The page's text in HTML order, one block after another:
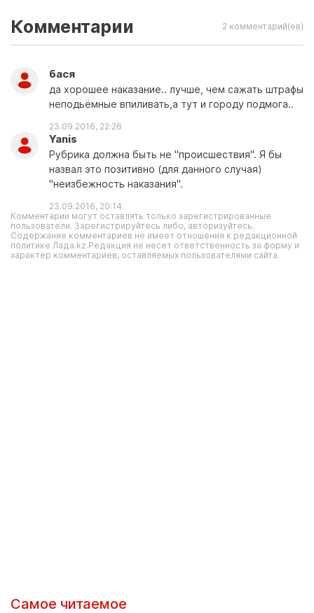
Комментарии 2 комментарий(ев)
бася
да хорошее наказание.. лучше, чем сажать штрафы
неподьёмные впиливать,а тут и городу подмога..
23.09.2016, 22:26
Yanis
Рубрика должна быть не "происшествия". Я бы
назвал это позитивно (для данного случая)
"неизбежность наказания".
23.09.2016, 20:14
Комментарии могут оставлять только зарегистрированные
пользователи. Зарегистрируйтесь либо, авторизуйтесь.
Содержание комментариев не имеет отношения к редакционной
политике Лада.kz.Редакция не несет ответственность за форму и
характер комментариев, оставляемых пользователями сайта.
Самое читаемое